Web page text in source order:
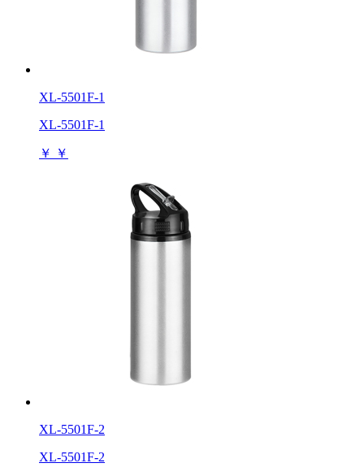
XL-5501F-1
XL-5501F-1
￥ ￥
XL-5501F-2
XL-5501F-2